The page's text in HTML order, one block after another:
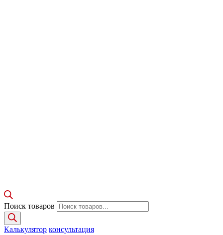
Поиск товаров
Калькулятор консультация